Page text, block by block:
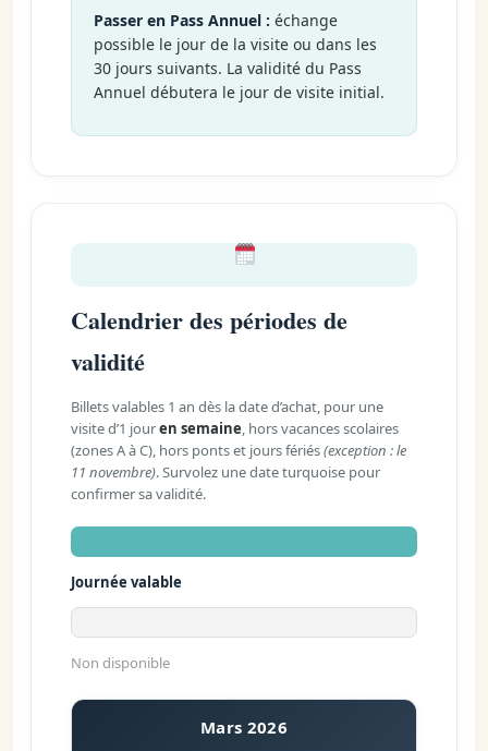
Passer en Pass Annuel : échange
possible le jour de la visite ou dans les
30 jours suivants. La validité du Pass
Annuel débutera le jour de visite initial.
Calendrier des périodes de
validité
Billets valables 1 an dès la date d’achat, pour une
visite d’1 jouren semaine , hors vacances scolaires
(zones A à C), hors ponts et jours fériés(exception : le
11 novembre). Survolez une date turquoise pour
confirmer sa validité.
Journée valable
Non disponible
Mars 2026